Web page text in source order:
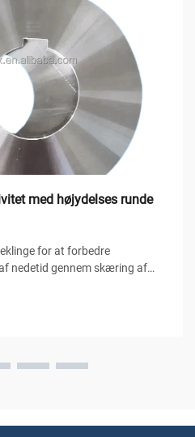
med højydelses runde
for at forbedre
nedetid gennem skæring af
Th...